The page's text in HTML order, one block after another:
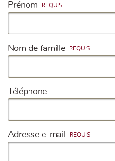
Prénom
Nom de famille
Téléphone
Adresse e-mail